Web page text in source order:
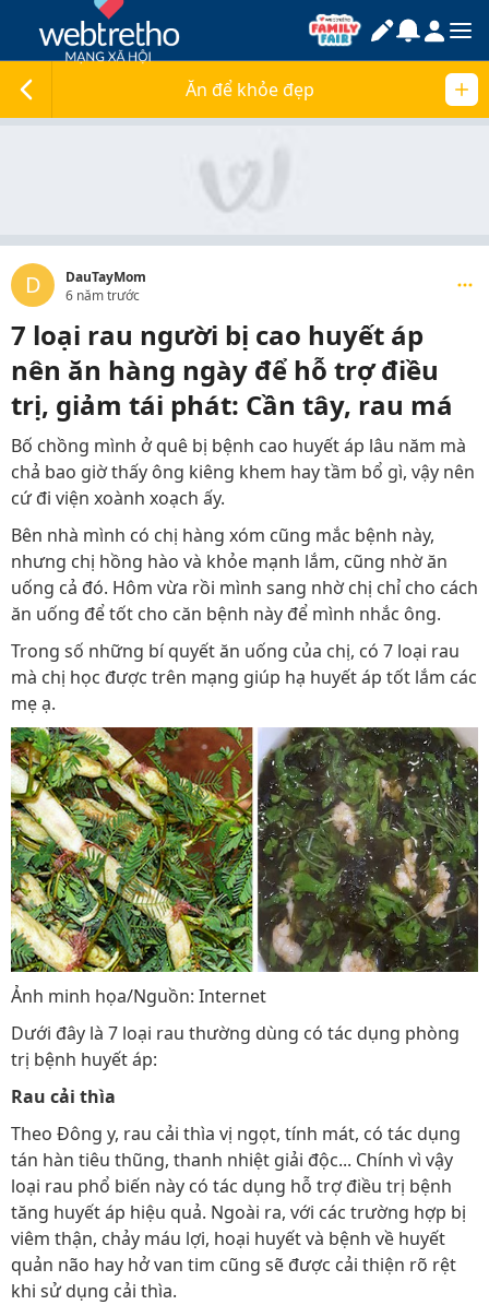
Ăn để khỏe đẹp
D
DauTayMom
6 năm trước
7 loại rau người bị cao huyết áp
nên ăn hàng ngày để hỗ trợ điều
trị, giảm tái phát: Cần tây, rau má
Bố chồng mình ở quê bị bệnh cao huyết áp lâu năm mà
chả bao giờ thấy ông kiêng khem hay tầm bổ gì, vậy nên
cứ đi viện xoành xoạch ấy.
Bên nhà mình có chị hàng xóm cũng mắc bệnh này,
nhưng chị hồng hào và khỏe mạnh lắm, cũng nhờ ăn
uống cả đó. Hôm vừa rồi mình sang nhờ chị chỉ cho cách
ăn uống để tốt cho căn bệnh này để mình nhắc ông.
Trong số những bí quyết ăn uống của chị, có 7 loại rau
mà chị học được trên mạng giúp hạ huyết áp tốt lắm các
mẹ ạ.
Ảnh minh họa/Nguồn: Internet
Dưới đây là 7 loại rau thường dùng có tác dụng phòng
trị bệnh huyết áp:
Rau cải thìa
Theo Đông y, rau cải thìa vị ngọt, tính mát, có tác dụng
tán hàn tiêu thũng, thanh nhiệt giải độc... Chính vì vậy
loại rau phổ biến này có tác dụng hỗ trợ điều trị bệnh
tăng huyết áp hiệu quả. Ngoài ra, với các trường hợp bị
viêm thận, chảy máu lợi, hoại huyết và bệnh về huyết
quản não hay hở van tim cũng sẽ được cải thiện rõ rệt
khi sử dụng cải thìa.